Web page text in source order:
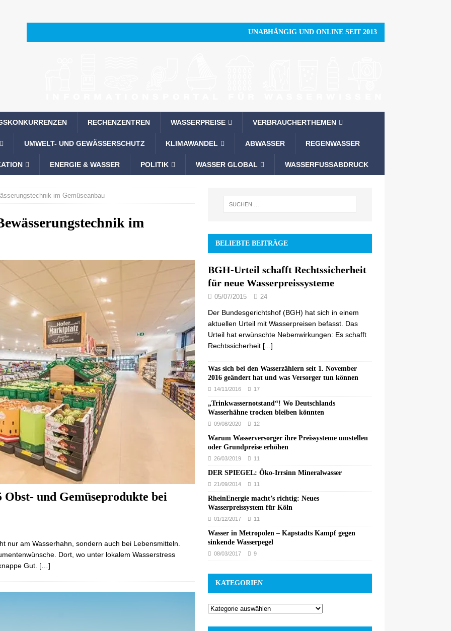
UNABHÄNGIG UND ONLINE SEIT 2013
RECHENZENTREN WASSERPREISE VERBRAUCHERTHEMEN
UMWELT- UND GEWÄSSERSCHUTZ KLIMAWANDEL ABWASSER REGENWASSER
ENERGIE & WASSER POLITIK WASSER GLOBAL WASSERFUSSABDRUCK
im Gemüseanbau
im
Obst- und Gemüseprodukte bei
nur am Wasserhahn, sondern auch bei Lebensmitteln.
Dort, wo unter lokalem Wasserstress
Gut. […]
BELIEBTE BEITRÄGE
BGH-Urteil schafft Rechtssicherheit
für neue Wasserpreissysteme
05/07/2015 24
Der Bundesgerichtshof (BGH) hat sich in einem
aktuellen Urteil mit Wasserpreisen befasst. Das
Urteil hat erwünschte Nebenwirkungen: Es schafft
Rechtssicherheit [...]
Was sich bei den Wasserzählern seit 1. November
2016 geändert hat und was Versorger tun können
14/11/2016 17
„Trinkwassernotstand“! Wo Deutschlands
Wasserhähne trocken bleiben könnten
09/08/2020 12
Warum Wasserversorger ihre Preissysteme umstellen
oder Grundpreise erhöhen
26/03/2019 11
DER SPIEGEL: Öko-Irrsinn Mineralwasser
21/09/2014 11
RheinEnergie macht’s richtig: Neues
Wasserpreissystem für Köln
01/12/2017 11
Wasser in Metropolen – Kapstadts Kampf gegen
sinkende Wasserpegel
08/03/2017 9
KATEGORIEN